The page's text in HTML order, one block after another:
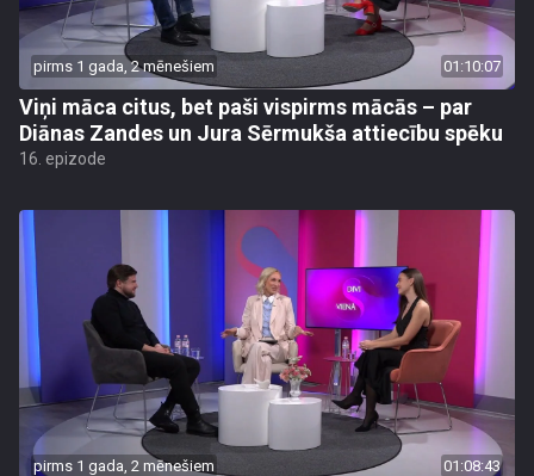
pirms 1 gada, 2 mēnešiem 01:10:07
Viņi māca citus, bet paši vispirms mācās – par
Diānas Zandes un Jura Sērmukša attiecību spēku
16. epizode
pirms 1 gada, 2 mēnešiem 01:08:43